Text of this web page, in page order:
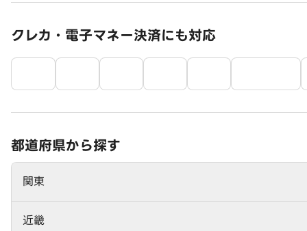
クレカ・電子マネー決済にも対応
都道府県から探す
関東
近畿